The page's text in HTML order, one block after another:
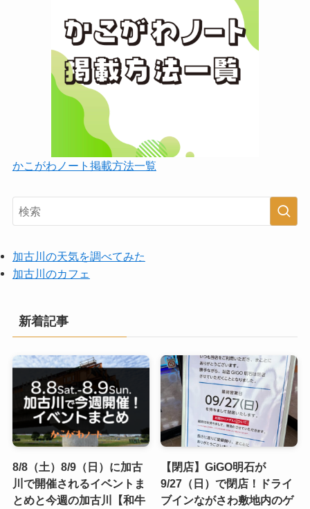
かこがわノート掲載方法一覧
加古川の天気を調べてみた
加古川のカフェ
新着記事
8/8（土）8/9（日）に加古
川で開催されるイベントま
とめと今週の加古川【和牛
【閉店】GiGO明石が
9/27（日）で閉店！ドライ
ブインながさわ敷地内のゲ